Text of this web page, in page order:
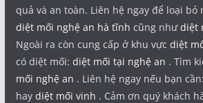
quả và an toàn. Liên hệ ngay để loại bỏ
diệt mối nghệ an hà tĩnh cũng nhưdiệt
Ngoài ra còn cung cấp ở khu vực diệt
có diệt mối: diệt mối tại nghệ an . Tìm
mối nghệ an . Liên hệ ngay nếu bạn cần:
hay diệt mối vinh . Cảm ơn quý khách